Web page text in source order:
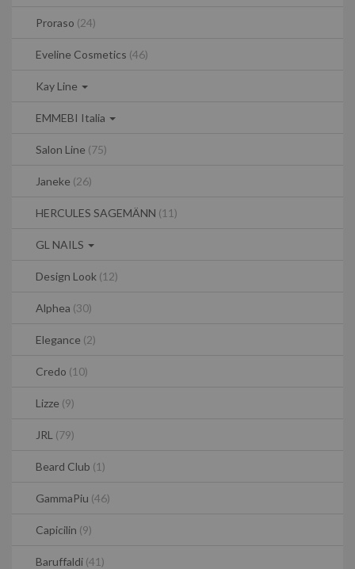
Proraso (24)
Eveline Cosmetics (46)
Kay Line
EMMEBI Italia
Salon Line (75)
Janeke (26)
HERCULES SAGEMÄNN (11)
GL NAILS
Design Look (12)
Alphea (30)
Elegance (2)
Credo (10)
Lizze (9)
JRL (79)
Beard Club (1)
GammaPiu (46)
Capicilin (9)
Baruffaldi (41)